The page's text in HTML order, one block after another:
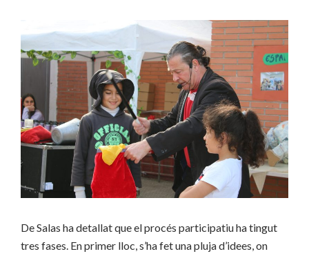
De Salas ha detallat que el procés participatiu ha tingut
tres fases. En primer lloc, s’ha fet una pluja d’idees, on